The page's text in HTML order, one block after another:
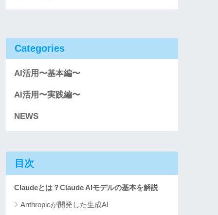
Categories
AI活用〜基本編〜
AI活用〜実践編〜
NEWS
目次
Claudeとは？Claude AIモデルの基本を解説
Anthropicが開発した生成AI